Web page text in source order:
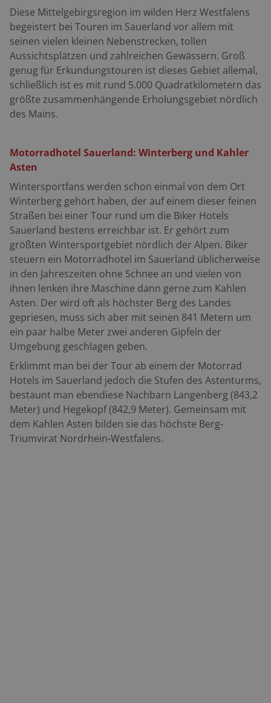
Diese Mittelgebirgsregion im wilden Herz Westfalens
begeistert bei Touren im Sauerland vor allem mit
seinen vielen kleinen Nebenstrecken, tollen
Aussichtsplätzen und zahlreichen Gewässern. Groß
genug für Erkundungstouren ist dieses Gebiet allemal,
schließlich ist es mit rund 5.000 Quadratkilometern das
größte zusammenhängende Erholungsgebiet nördlich
des Mains.
Motorradhotel Sauerland: Winterberg und Kahler
Asten
Wintersportfans werden schon einmal von dem Ort
Winterberg gehört haben, der auf einem dieser feinen
Straßen bei einer Tour rund um die Biker Hotels
Sauerland bestens erreichbar ist. Er gehört zum
größten Wintersportgebiet nördlich der Alpen. Biker
steuern ein Motorradhotel im Sauerland üblicherweise
in den Jahreszeiten ohne Schnee an und vielen von
ihnen lenken ihre Maschine dann gerne zum Kahlen
Asten. Der wird oft als höchster Berg des Landes
gepriesen, muss sich aber mit seinen 841 Metern um
ein paar halbe Meter zwei anderen Gipfeln der
Umgebung geschlagen geben.
Erklimmt man bei der Tour ab einem der Motorrad
Hotels im Sauerland jedoch die Stufen des Astenturms,
bestaunt man ebendiese Nachbarn Langenberg (843,2
Meter) und Hegekopf (842,9 Meter). Gemeinsam mit
dem Kahlen Asten bilden sie das höchste Berg-
Triumvirat Nordrhein-Westfalens.